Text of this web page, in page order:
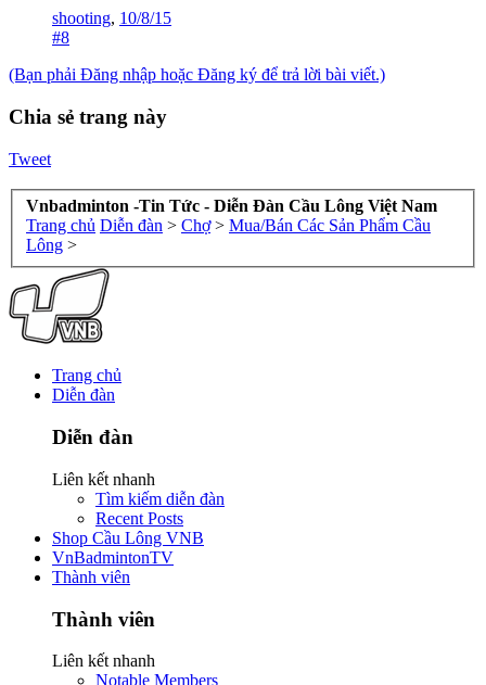
shooting, 10/8/15
#8
(Bạn phải Đăng nhập hoặc Đăng ký để trả lời bài viết.)
Chia sẻ trang này
Tweet
Vnbadminton -Tin Tức - Diễn Đàn Cầu Lông Việt Nam
Trang chủ Diễn đàn > Chợ > Mua/Bán Các Sản Phẩm Cầu
Lông >
Trang chủ
Diễn đàn
Diễn đàn
Liên kết nhanh
Tìm kiếm diễn đàn
Recent Posts
Shop Cầu Lông VNB
VnBadmintonTV
Thành viên
Thành viên
Liên kết nhanh
Notable Members